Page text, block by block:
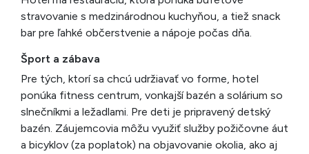
stravovanie s medzinárodnou kuchyňou, a tiež snack
bar pre ľahké občerstvenie a nápoje počas dňa.
Šport a zábava
Pre tých, ktorí sa chcú udržiavať vo forme, hotel
ponúka fitness centrum, vonkajší bazén a solárium so
slnečníkmi a ležadlami. Pre deti je pripravený detský
bazén. Záujemcovia môžu využiť služby požičovne áut
a bicyklov (za poplatok) na objavovanie okolia, ako aj